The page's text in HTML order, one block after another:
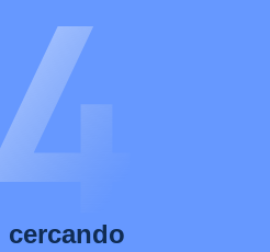
cercando